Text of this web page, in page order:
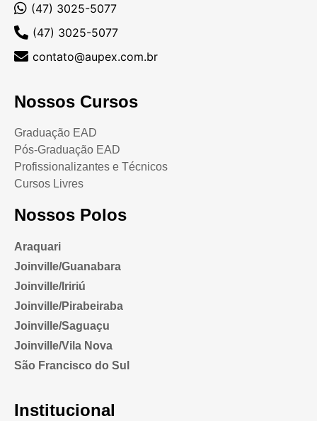
(47) 3025-5077
(47) 3025-5077
contato@aupex.com.br
Nossos Cursos
Graduação EAD
Pós-Graduação EAD
Profissionalizantes e Técnicos
Cursos Livres
Nossos Polos
Araquari
Joinville/Guanabara
Joinville/Iririú
Joinville/Pirabeiraba
Joinville/Saguaçu
Joinville/Vila Nova
São Francisco do Sul
Institucional